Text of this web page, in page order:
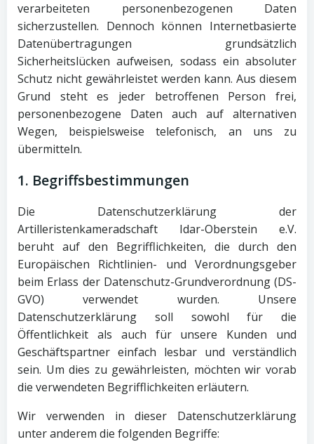
verarbeiteten personenbezogenen Daten
sicherzustellen. Dennoch können Internetbasierte
Datenübertragungen grundsätzlich
Sicherheitslücken aufweisen, sodass ein absoluter
Schutz nicht gewährleistet werden kann. Aus diesem
Grund steht es jeder betroffenen Person frei,
personenbezogene Daten auch auf alternativen
Wegen, beispielsweise telefonisch, an uns zu
übermitteln.
1. Begriffsbestimmungen
Die Datenschutzerklärung der
Artilleristenkameradschaft Idar-Oberstein e.V.
beruht auf den Begrifflichkeiten, die durch den
Europäischen Richtlinien- und Verordnungsgeber
beim Erlass der Datenschutz-Grundverordnung (DS-
GVO) verwendet wurden. Unsere
Datenschutzerklärung soll sowohl für die
Öffentlichkeit als auch für unsere Kunden und
Geschäftspartner einfach lesbar und verständlich
sein. Um dies zu gewährleisten, möchten wir vorab
die verwendeten Begrifflichkeiten erläutern.
Wir verwenden in dieser Datenschutzerklärung
unter anderem die folgenden Begriffe: